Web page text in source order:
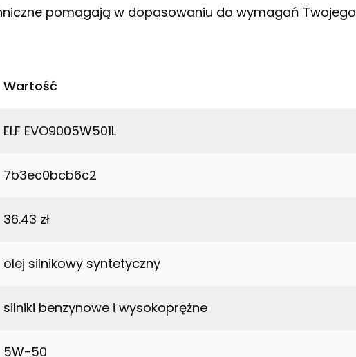
pomagają w dopasowaniu do wymagań Twojego
Wartość
ELF EVO9005W501L
7b3ec0bcb6c2
36.43 zł
olej silnikowy syntetyczny
silniki benzynowe i wysokoprężne
5W-50